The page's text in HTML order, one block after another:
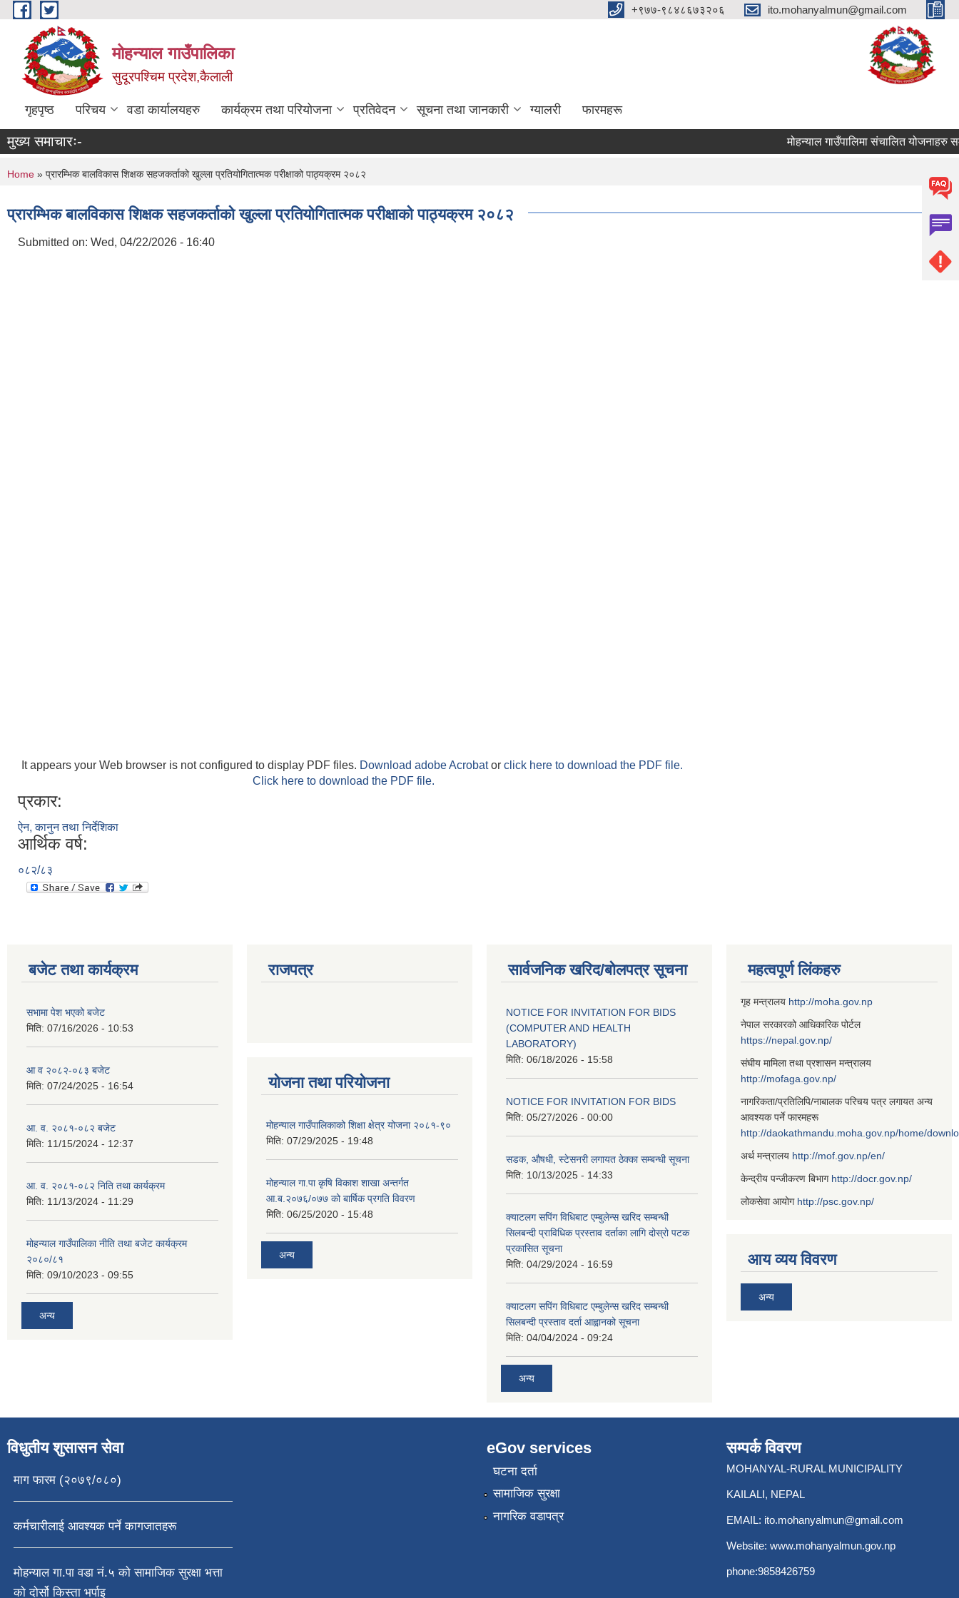
Skip to main content +९७७-९८४८६७३२०६ ito.mohanyalmun@gmail.com
मोहन्याल गाउँपालिका
सुदूरपश्चिम प्रदेश,कैलाली
गृहपृष्ठ परिचय वडा कार्यालयहरु कार्यक्रम तथा परियोजना प्रतिवेदन सूचना तथा जानकारी ग्यालरी फारमहरू
मुख्य समाचारः- मोहन्याल गाउँपालिमा संचालित योजनाहरु
You are here
Home » प्रारम्भिक बालविकास शिक्षक सहजकर्ताको खुल्ला प्रतियोगितात्मक परीक्षाको पाठ्यक्रम २०८२
प्रारम्भिक बालविकास शिक्षक सहजकर्ताको खुल्ला प्रतियोगितात्मक परीक्षाको पाठ्यक्रम २०८२
Submitted on: Wed, 04/22/2026 - 16:40
It appears your Web browser is not configured to display PDF files. Download adobe Acrobator click here to download the PDF file.
Click here to download the PDF file.
प्रकार:
ऐन, कानुन तथा निर्देशिका
आर्थिक वर्ष:
०८२/८३
बजेट तथा कार्यक्रम
सभामा पेश भएको बजेट
मिति: 07/16/2026 - 10:53
आ व २०८२-०८३ बजेट
मिति: 07/24/2025 - 16:54
आ. व. २०८१-०८२ बजेट
मिति: 11/15/2024 - 12:37
आ. व. २०८१-०८२ निति तथा कार्यक्रम
मिति: 11/13/2024 - 11:29
मोहन्याल गाउँपालिका नीति तथा बजेट कार्यक्रम
२०८०/८१
मिति: 09/10/2023 - 09:55
अन्य
राजपत्र
योजना तथा परियोजना
मोहन्याल गाउँपालिकाको शिक्षा क्षेत्र योजना २०८१-९०
मिति: 07/29/2025 - 19:48
मोहन्याल गा.पा कृषि विकाश शाखा अन्तर्गत
आ.ब.२०७६/०७७ को बार्षिक प्रगति विवरण
मिति: 06/25/2020 - 15:48
अन्य
सार्वजनिक खरिद/बोलपत्र सूचना
NOTICE FOR INVITATION FOR BIDS
(COMPUTER AND HEALTH
LABORATORY)
मिति: 06/18/2026 - 15:58
NOTICE FOR INVITATION FOR BIDS
मिति: 05/27/2026 - 00:00
सडक, औषधी, स्टेसनरी लगायत ठेक्का सम्बन्धी सूचना
मिति: 10/13/2025 - 14:33
क्याटलग सपिंग विधिबाट एम्बुलेन्स खरिद सम्बन्धी
सिलबन्दी प्राविधिक प्रस्ताव दर्ताका लागि दोस्रो पटक
प्रकासित सूचना
मिति: 04/29/2024 - 16:59
क्याटलग सपिंग विधिबाट एम्बुलेन्स खरिद सम्बन्धी
सिलबन्दी प्रस्ताव दर्ता आह्वानको सूचना
मिति: 04/04/2024 - 09:24
अन्य
महत्वपूर्ण लिंकहरु
गृह मन्त्रालय http://moha.gov.np
नेपाल सरकारको आधिकारिक पोर्टल
https://nepal.gov.np/
संघीय मामिला तथा प्रशासन मन्त्रालय
http://mofaga.gov.np/
नागरिकता/प्रतिलिपि/नाबालक परिचय पत्र लगायत अन्य
आवश्यक पर्ने फारमहरू
http://daokathmandu.moha.gov.np/home/
अर्थ मन्त्रालय http://mof.gov.np/en/
केन्द्रीय पन्जीकरण बिभाग http://docr.gov.np/
लोकसेवा आयोग http://psc.gov.np/
आय व्यय विवरण
अन्य
विधुतीय शुसासन सेवा
माग फारम (२०७९/०८०)
कर्मचारीलाई आवश्यक पर्ने कागजातहरू
मोहन्याल गा.पा वडा नं.५ को सामाजिक सुरक्षा भत्ता
को दोर्सो किस्ता भर्पाइ
eGov services
घटना दर्ता
सामाजिक सुरक्षा
नागरिक वडापत्र
सम्पर्क विवरण
MOHANYAL-RURAL MUNICIPALITY
KAILALI, NEPAL
EMAIL: ito.mohanyalmun@gmail.com
Website: www.mohanyalmun.gov.np
phone:9858426759